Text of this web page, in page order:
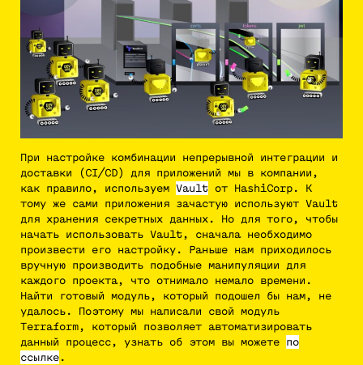
При настройке комбинации непрерывной интеграции и
доставки (CI/CD) для приложений мы в компании,
как правило, используем Vault от HashiCorp. К
тому же сами приложения зачастую используют Vault
для хранения секретных данных. Но для того, чтобы
начать использовать Vault, сначала необходимо
произвести его настройку. Раньше нам приходилось
вручную производить подобные манипуляции для
каждого проекта, что отнимало немало времени.
Найти готовый модуль, который подошел бы нам, не
удалось. Поэтому мы написали свой модуль
Terraform, который позволяет автоматизировать
данный процесс, узнать об этом вы можете по
ссылке.